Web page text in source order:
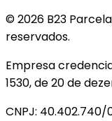
© 2026 B23
reservados.
Empresa
1530, de 20 de
CNPJ: 40.402.740/